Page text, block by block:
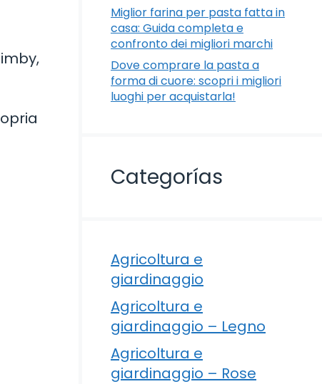
Miglior farina per pasta fatta in
casa: Guida completa e
confronto dei migliori marchi
Dove comprare la pasta a
forma di cuore: scopri i migliori
luoghi per acquistarla!
Categorías
Agricoltura e
giardinaggio
Agricoltura e
giardinaggio – Legno
Agricoltura e
giardinaggio – Rose